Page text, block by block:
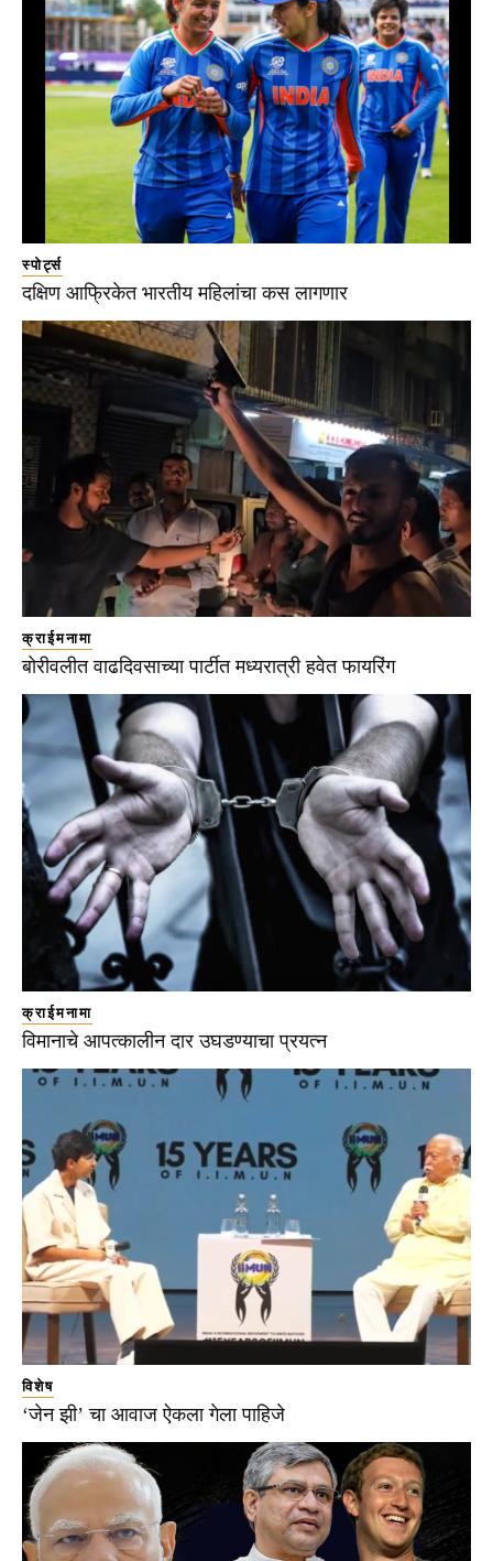
स्पोर्ट्स
दक्षिण आफ्रिकेत भारतीय महिलांचा कस लागणार
क्राईमनामा
बोरीवलीत वाढदिवसाच्या पार्टीत मध्यरात्री हवेत फायरिंग
क्राईमनामा
विमानाचे आपत्कालीन दार उघडण्याचा प्रयत्न
विशेष
‘जेन झी’ चा आवाज ऐकला गेला पाहिजे